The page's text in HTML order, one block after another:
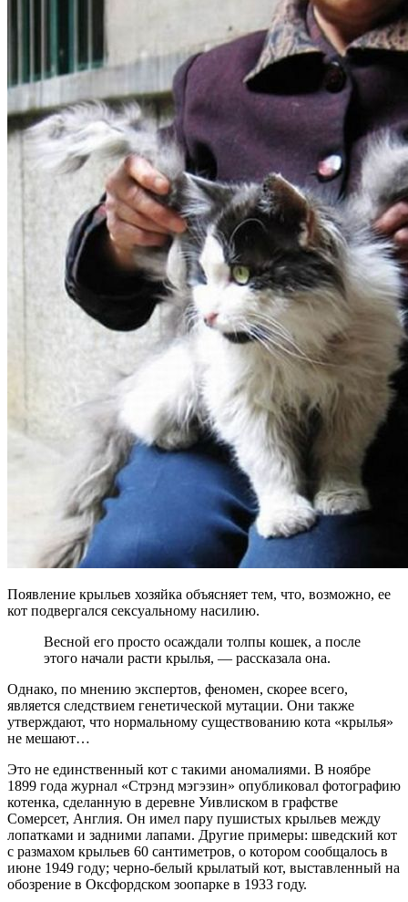
Появление крыльев хозяйка объясняет тем, что, возможно, ее
кот подвергался сексуальному насилию.
Весной его просто осаждали толпы кошек, а после
этого начали расти крылья, — рассказала она.
Однако, по мнению экспертов, феномен, скорее всего,
является следствием генетической мутации. Они также
утверждают, что нормальному существованию кота «крылья»
не мешают…
Это не единственный кот с такими аномалиями. В ноябре
1899 года журнал «Стрэнд мэгэзин» опубликовал фотографию
котенка, сделанную в деревне Уивлиском в графстве
Сомерсет, Англия. Он имел пару пушистых крыльев между
лопатками и задними лапами. Другие примеры: шведский кот
с размахом крыльев 60 сантиметров, о котором сообщалось в
июне 1949 году; черно-белый крылатый кот, выставленный на
обозрение в Оксфордском зоопарке в 1933 году.